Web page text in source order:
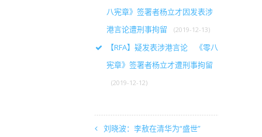
八宪章》签署者杨立才因发表涉
港言论遭刑事拘留
(2019-12-13)
【RFA】疑发表涉港言论 《零八
宪章》签署者杨立才遭刑事拘留
(2019-12-12)
刘晓波：李敖在清华为“盛世”